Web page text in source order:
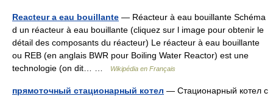
Reacteur a eau bouillante — Réacteur à eau bouillante Schéma
d un réacteur à eau bouillante (cliquez sur l image pour obtenir le
détail des composants du réacteur) Le réacteur à eau bouillante
ou REB (en anglais BWR pour Boiling Water Reactor) est une
technologie (on dit… …
Wikipédia en Français
прямоточный стационарный котел — Стационарный котел с